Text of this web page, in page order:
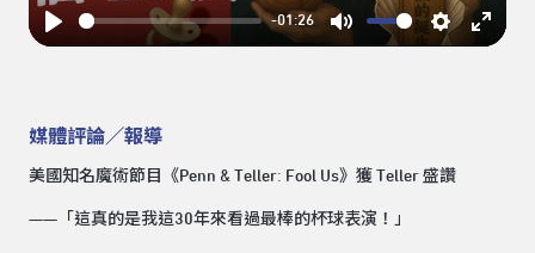
Play
-01:26
Mute SettingsEnter
媒體評論／報導
美國知名魔術節目《Penn & Teller: Fool Us》獲 Teller 盛讚
——「這真的是我這30年來看過最棒的杯球表演！」